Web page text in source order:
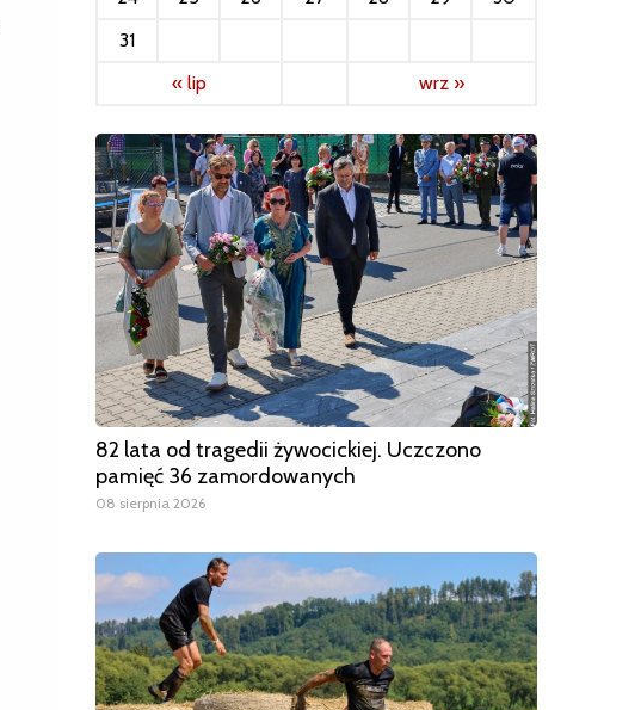
31
« lip
wrz »
82 lata od tragedii żywocickiej. Uczczono
pamięć 36 zamordowanych
08 sierpnia 2026